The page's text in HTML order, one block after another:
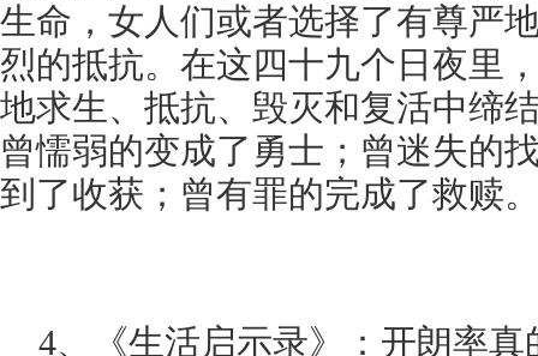
生命，女人们或者选择了有尊严
烈的抵抗。在这四十九个日夜里
地求生、抵抗、毁灭和复活中缔
曾懦弱的变成了勇士；曾迷失的
到了收获；曾有罪的完成了救赎
4、《生活启示录》：开朗率